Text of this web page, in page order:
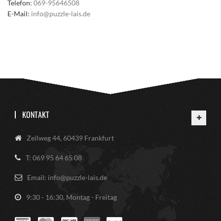
Telefon: 069-95646508
E-Mail: info@puzzle-lais.de
KONTAKT
Zeilweg 44, 60439 Frankfurt
T: 069 95 64 65 08
Email: info@puzzle-lais.de
9:30 - 16:30, Montag - Freitag